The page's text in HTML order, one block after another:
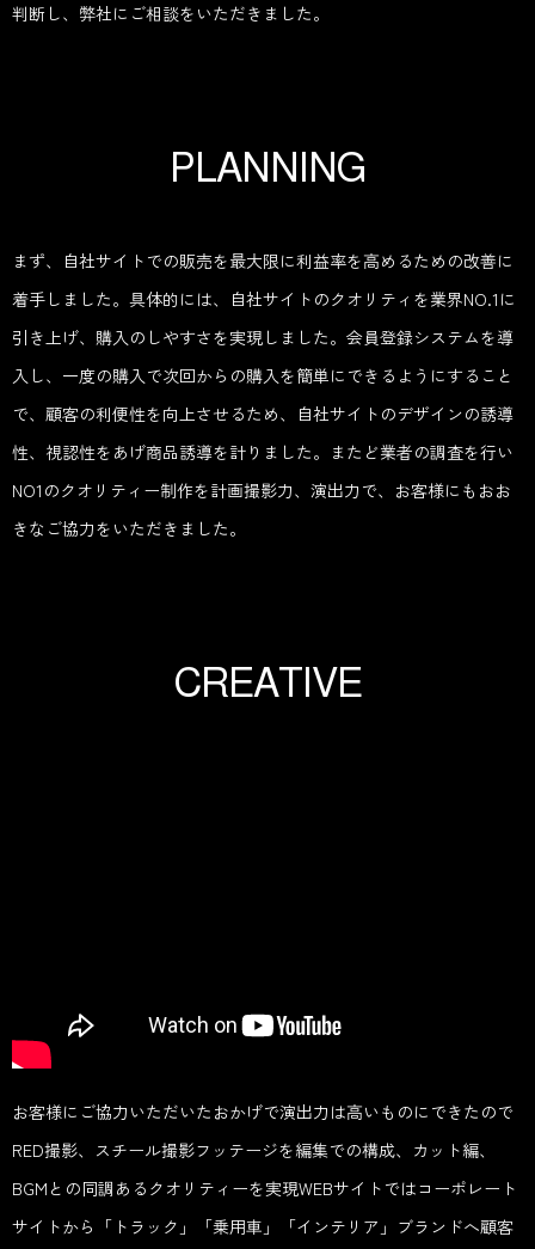
判断し、弊社にご相談をいただきました。
PLANNING
まず、自社サイトでの販売を最大限に利益率を高めるための改善に
着手しました。具体的には、自社サイトのクオリティを業界NO.1に
引き上げ、購入のしやすさを実現しました。会員登録システムを導
入し、一度の購入で次回からの購入を簡単にできるようにすること
で、顧客の利便性を向上させるため、自社サイトのデザインの誘導
性、視認性をあげ商品誘導を計りました。またど業者の調査を行い
NO1のクオリティー制作を計画撮影力、演出力で、お客様にもおお
きなご協力をいただきました。
CREATIVE
お客様にご協力いただいたおかげで演出力は高いものにできたので
RED撮影、スチール撮影フッテージを編集での構成、カット編、
BGMとの同調あるクオリティーを実現WEBサイトではコーポレート
サイトから「トラック」「乗用車」「インテリア」ブランドへ顧客